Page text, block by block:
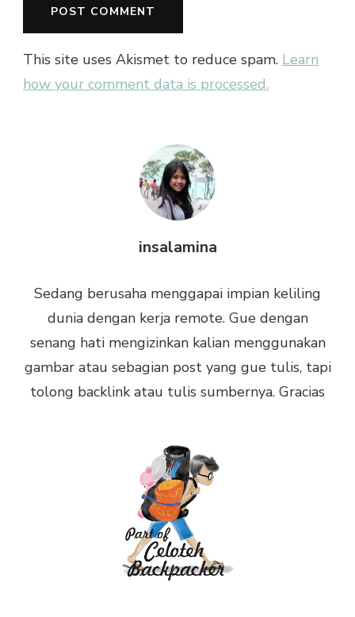
This site uses Akismet to reduce spam. Learn
how your comment data is processed.
insalamina
Sedang berusaha menggapai impian keliling
dunia dengan kerja remote. Gue dengan
senang hati mengizinkan kalian menggunakan
gambar atau sebagian post yang gue tulis, tapi
tolong backlink atau tulis sumbernya. Gracias